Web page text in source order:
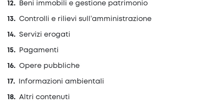
Beni immobili e gestione patrimonio
Controlli e rilievi sull’amministrazione
Servizi erogati
Pagamenti
Opere pubbliche
Informazioni ambientali
Altri contenuti